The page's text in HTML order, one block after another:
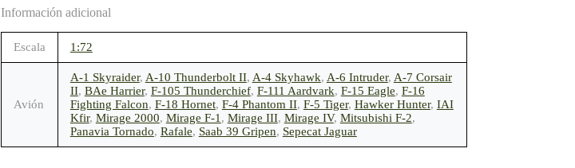
Información adicional
Escala 1:72
Avión
A-1 Skyraider, A-10 Thunderbolt II, A-4 Skyhawk, A-6 Intruder, A-7 Corsair
II, BAe Harrier, F-105 Thunderchief, F-111 Aardvark, F-15 Eagle, F-16
Fighting Falcon, F-18 Hornet, F-4 Phantom II, F-5 Tiger, Hawker Hunter, IAI
Kfir, Mirage 2000, Mirage F-1 , Mirage III, Mirage IV, Mitsubishi F-2,
Panavia Tornado, Rafale, Saab 39 Gripen, Sepecat Jaguar